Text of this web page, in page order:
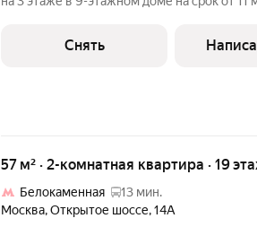
Микроволновка Пылесос Дом - панельный, окна выходят во двор.
Снять
57 м² · 2-комнатная квартира · 19
Белокаменная
13 мин.
Москва,Открытое шоссе,14А